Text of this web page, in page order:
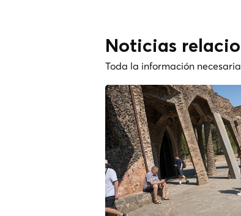
Noticias
Toda la información necesaria